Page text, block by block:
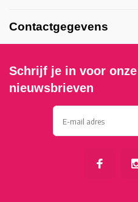
Contactgegevens
Schrijf je in voor
nieuwsbrieven